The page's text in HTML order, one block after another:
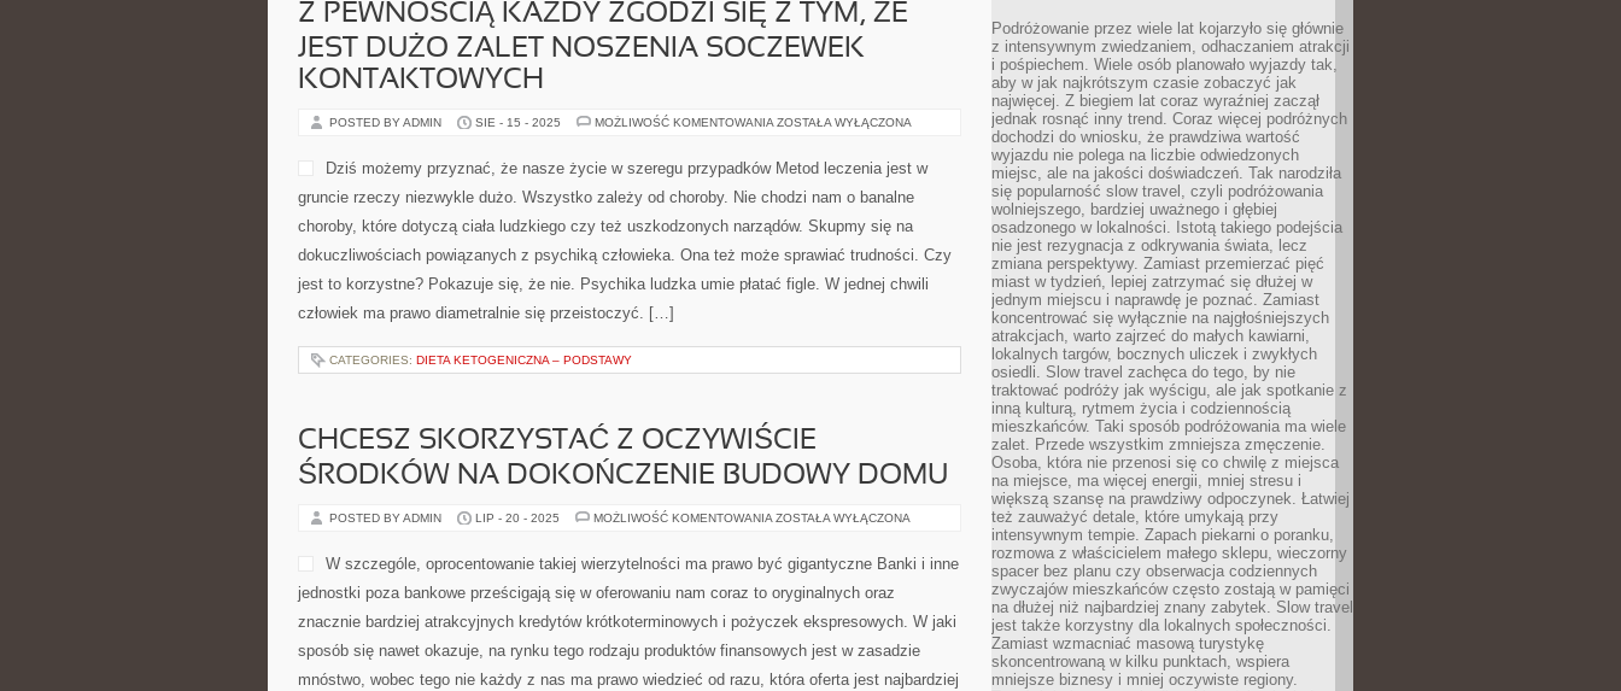
Z PEWNOŚCIĄ KAŻDY ZGODZI SIĘ Z TYM, ŻE
JEST DUŻO ZALET NOSZENIA SOCZEWEK
KONTAKTOWYCH
POSTED BY ADMIN SIE - 15 - 2025 MOŻLIWOŚĆ KOMENTOWANIA Z
ZGODZI
SIĘ
TYM,
JEST
ZALET
NOSZENIA
SOCZEWEK
KONTAKTOWYCH
ZOSTAŁA WYŁĄCZONA
Dziś możemy przyznać, że nasze życie w szeregu przypadków Metod leczenia jest w
gruncie rzeczy niezwykle dużo. Wszystko zależy od choroby. Nie chodzi nam o banalne
choroby, które dotyczą ciała ludzkiego czy też uszkodzonych narządów. Skupmy się na
dokuczliwościach powiązanych z psychiką człowieka. Ona też może sprawiać trudności. Czy
jest to korzystne? Pokazuje się, że nie. Psychika ludzka umie płatać figle. W jednej chwili
człowiek ma prawo diametralnie się przeistoczyć. […]
CATEGORIES: DIETA KETOGENICZNA – PODSTAWY
CHCESZ SKORZYSTAĆ Z OCZYWIŚCIE
ŚRODKÓW NA DOKOŃCZENIE BUDOWY DOMU
POSTED BY ADMIN LIP - 20 - 2025 MOŻLIWOŚĆ KOMENTOWANIA CHCESZ
OCZYWIŚCIE
ŚRODKÓW
DOKOŃCZENIE
DOMU
ZOSTAŁA WYŁĄCZONA
W szczególe, oprocentowanie takiej wierzytelności ma prawo być gigantyczne Banki i inne
jednostki poza bankowe prześcigają się w oferowaniu nam coraz to oryginalnych oraz
znacznie bardziej atrakcyjnych kredytów krótkoterminowych i pożyczek ekspresowych. W jaki
sposób się nawet okazuje, na rynku tego rodzaju produktów finansowych jest w zasadzie
mnóstwo, wobec tego nie każdy z nas ma prawo wiedzieć od razu, która oferta jest najbardziej
Podróżowanie przez wiele lat kojarzyło się głównie
z intensywnym zwiedzaniem, odhaczaniem atrakcji
i pośpiechem. Wiele osób planowało wyjazdy tak,
aby w jak najkrótszym czasie zobaczyć jak
najwięcej. Z biegiem lat coraz wyraźniej zaczął
jednak rosnąć inny trend. Coraz więcej podróżnych
dochodzi do wniosku, że prawdziwa wartość
wyjazdu nie polega na liczbie odwiedzonych
miejsc, ale na jakości doświadczeń. Tak narodziła
się popularność slow travel, czyli podróżowania
wolniejszego, bardziej uważnego i głębiej
osadzonego w lokalności. Istotą takiego podejścia
nie jest rezygnacja z odkrywania świata, lecz
zmiana perspektywy. Zamiast przemierzać pięć
miast w tydzień, lepiej zatrzymać się dłużej w
jednym miejscu i naprawdę je poznać. Zamiast
koncentrować się wyłącznie na najgłośniejszych
atrakcjach, warto zajrzeć do małych kawiarni,
lokalnych targów, bocznych uliczek i zwykłych
osiedli. Slow travel zachęca do tego, by nie
traktować podróży jak wyścigu, ale jak spotkanie z
inną kulturą, rytmem życia i codziennością
mieszkańców. Taki sposób podróżowania ma wiele
zalet. Przede wszystkim zmniejsza zmęczenie.
Osoba, która nie przenosi się co chwilę z miejsca
na miejsce, ma więcej energii, mniej stresu i
większą szansę na prawdziwy odpoczynek. Łatwiej
też zauważyć detale, które umykają przy
intensywnym tempie. Zapach piekarni o poranku,
rozmowa z właścicielem małego sklepu, wieczorny
spacer bez planu czy obserwacja codziennych
zwyczajów mieszkańców często zostają w pamięci
na dłużej niż najbardziej znany zabytek. Slow travel
jest także korzystny dla lokalnych społeczności.
Zamiast wzmacniać masową turystykę
skoncentrowaną w kilku punktach, wspiera
mniejsze biznesy i mniej oczywiste regiony.